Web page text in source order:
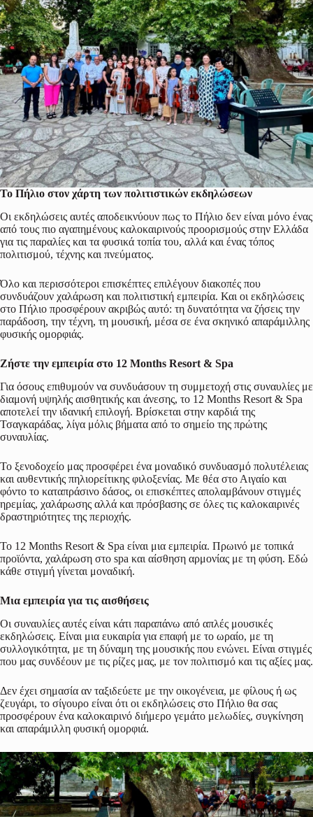
Το Πήλιο στον χάρτη των πολιτιστικών εκδηλώσεων
Οι εκδηλώσεις αυτές αποδεικνύουν πως το Πήλιο δεν είναι μόνο ένας
από τους πιο αγαπημένους καλοκαιρινούς προορισμούς στην Ελλάδα
για τις παραλίες και τα φυσικά τοπία του, αλλά και ένας τόπος
πολιτισμού, τέχνης και πνεύματος.
Όλο και περισσότεροι επισκέπτες επιλέγουν διακοπές που
συνδυάζουν χαλάρωση και πολιτιστική εμπειρία. Και οι εκδηλώσεις
στο Πήλιο προσφέρουν ακριβώς αυτό: τη δυνατότητα να ζήσεις την
παράδοση, την τέχνη, τη μουσική, μέσα σε ένα σκηνικό απαράμιλλης
φυσικής ομορφιάς.
Ζήστε την εμπειρία στο 12 Months Resort & Spa
Για όσους επιθυμούν να συνδυάσουν τη συμμετοχή στις συναυλίες με
διαμονή υψηλής αισθητικής και άνεσης, το 12 Months Resort & Spa
αποτελεί την ιδανική επιλογή. Βρίσκεται στην καρδιά της
Τσαγκαράδας, λίγα μόλις βήματα από το σημείο της πρώτης
συναυλίας.
Το ξενοδοχείο μας προσφέρει ένα μοναδικό συνδυασμό πολυτέλειας
και αυθεντικής πηλιορείτικης φιλοξενίας. Με θέα στο Αιγαίο και
φόντο το καταπράσινο δάσος, οι επισκέπτες απολαμβάνουν στιγμές
ηρεμίας, χαλάρωσης αλλά και πρόσβασης σε όλες τις καλοκαιρινές
δραστηριότητες της περιοχής.
Το 12 Months Resort & Spa είναι μια εμπειρία. Πρωινό με τοπικά
προϊόντα, χαλάρωση στο spa και αίσθηση αρμονίας με τη φύση. Εδώ
κάθε στιγμή γίνεται μοναδική.
Μια εμπειρία για τις αισθήσεις
Οι συναυλίες αυτές είναι κάτι παραπάνω από απλές μουσικές
εκδηλώσεις. Είναι μια ευκαιρία για επαφή με το ωραίο, με τη
συλλογικότητα, με τη δύναμη της μουσικής που ενώνει. Είναι στιγμές
που μας συνδέουν με τις ρίζες μας, με τον πολιτισμό και τις αξίες μας.
Δεν έχει σημασία αν ταξιδεύετε με την οικογένεια, με φίλους ή ως
ζευγάρι, το σίγουρο είναι ότι οι εκδηλώσεις στο Πήλιο θα σας
προσφέρουν ένα καλοκαιρινό διήμερο γεμάτο μελωδίες, συγκίνηση
και απαράμιλλη φυσική ομορφιά.